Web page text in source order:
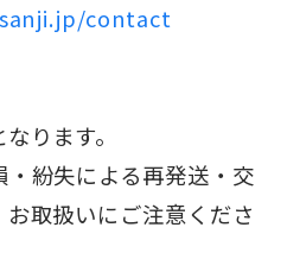
contact
ります。
・紛失による再発送・交
取扱いにご注意くださ